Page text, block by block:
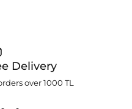
Delivery
over 1000 TL